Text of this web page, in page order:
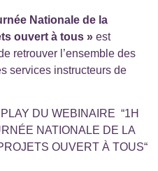
Nationale de la
ouvert à tous » est
retrouver l’ensemble des
services instructeurs de
DU WEBINAIRE “1H
NATIONALE DE LA
OUVERT À TOUS“